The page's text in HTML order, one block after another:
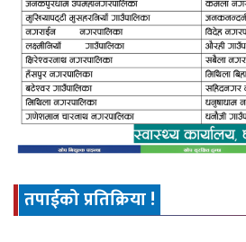
तपाईको प्रतिक्रिया !